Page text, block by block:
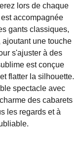
lors de chaque
accompagnée
gants classiques,
une touche
s'ajuster à des
est conçue
flatter la silhouette.
spectacle avec
des cabarets
les regards et à